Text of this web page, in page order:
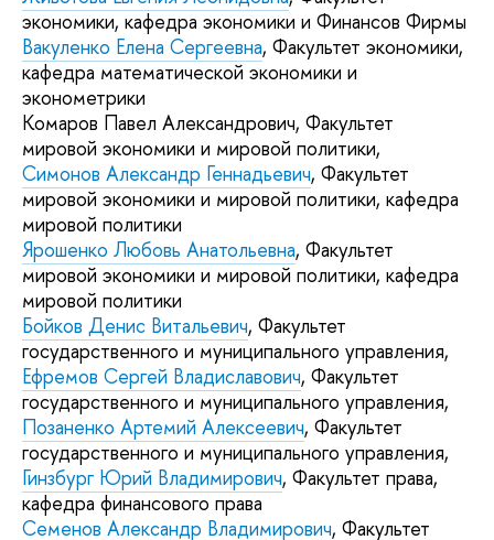
экономики, кафедра экономики и Финансов Фирмы
Вакуленко Елена Сергеевна, Факультет экономики,
кафедра математической экономики и
эконометрики
Комаров Павел Александрович, Факультет
мировой экономики и мировой политики,
Симонов Александр Геннадьевич, Факультет
мировой экономики и мировой политики, кафедра
мировой политики
Ярошенко Любовь Анатольевна, Факультет
мировой экономики и мировой политики, кафедра
мировой политики
Бойков Денис Витальевич, Факультет
государственного и муниципального управления,
Ефремов Сергей Владиславович, Факультет
государственного и муниципального управления,
Позаненко Артемий Алексеевич, Факультет
государственного и муниципального управления,
Гинзбург Юрий Владимирович, Факультет права,
кафедра финансового права
Семенов Александр Владимирович, Факультет